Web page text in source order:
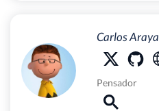
Carlos Araya
Pensador